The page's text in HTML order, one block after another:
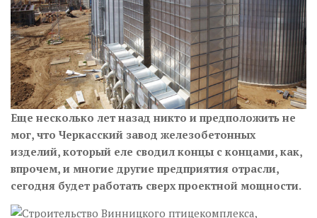
Еще несколько лет назад никто и предположить не
мог, что Черкасский завод железобетонных
изделий, который еле сводил концы с концами, как,
впрочем, и многие другие предприятия отрасли,
сегодня будет работать сверх проектной мощности.